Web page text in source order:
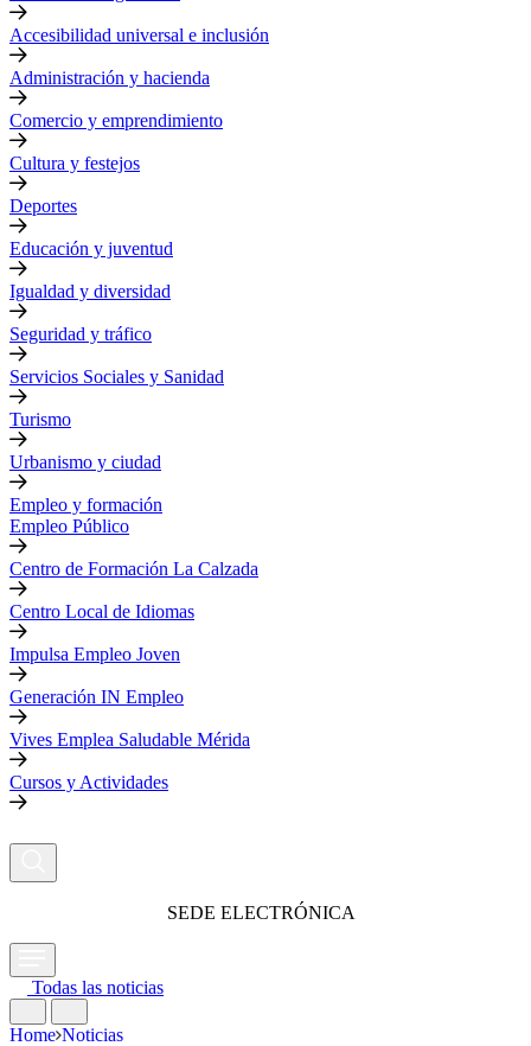
Accesibilidad universal e inclusión
Administración y hacienda
Comercio y emprendimiento
Cultura y festejos
Deportes
Educación y juventud
Igualdad y diversidad
Seguridad y tráfico
Servicios Sociales y Sanidad
Turismo
Urbanismo y ciudad
Empleo y formación
Empleo Público
Centro de Formación La Calzada
Centro Local de Idiomas
Impulsa Empleo Joven
Generación IN Empleo
Vives Emplea Saludable Mérida
Cursos y Actividades
SEDE ELECTRÓNICA
Todas las noticias
Home Noticias